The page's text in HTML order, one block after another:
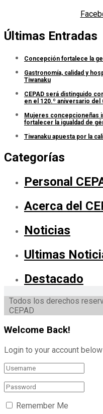
Últimas Entradas
Concepción fortalece la
Gastronomía, calidad y
Tiwanaku
CEPAD será distinguido
en el 120.º aniversario
Mujeres concepcioneñas
fortalecer la igualdad de
Tiwanaku apuesta por la
Categorías
Personal
Acerca del
Noticias
Ultimas
Destacado
Todos los derechos
CEPAD
Welcome Back!
Login to your account below
Remember Me